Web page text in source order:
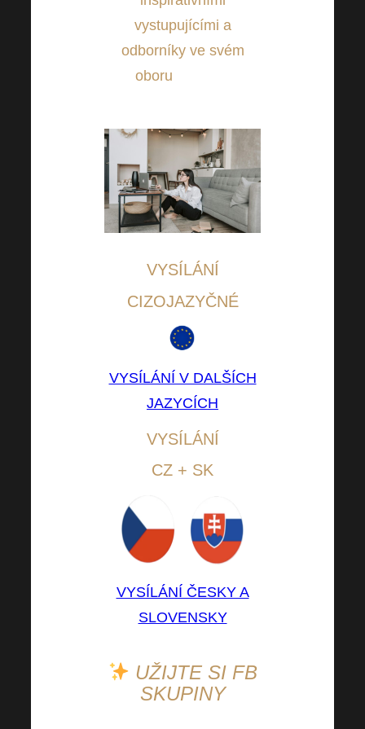
vystupujícími a
odborníky ve svém
oboru
VYSÍLÁNÍ
CIZOJAZYČNÉ
VYSÍLÁNÍ V DALŠÍCH
JAZYCÍCH
VYSÍLÁNÍ
CZ + SK
VYSÍLÁNÍ ČESKY A
SLOVENSKY
UŽIJTE SI FB
SKUPINY